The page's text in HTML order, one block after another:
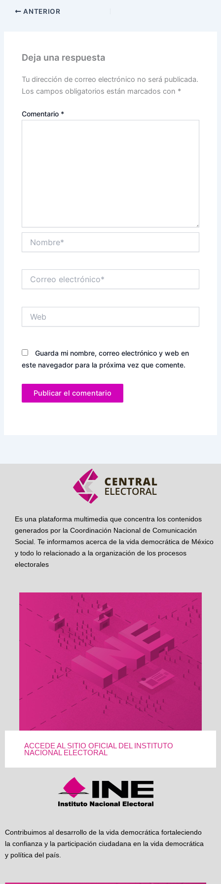
ANTERIOR
Deja una respuesta
Tu dirección de correo electrónico no será publicada.
Los campos obligatorios están marcados con *
Comentario *
electrónico*
Guarda mi nombre, correo electrónico y web en
este navegador para la próxima vez que comente.
Es una plataforma multimedia que concentra los contenidos
generados por la Coordinación Nacional de Comunicación
Social. Te informamos acerca de la vida democrática de México
y todo lo relacionado a la organización de los procesos
electorales
ACCEDE AL SITIO OFICIAL DEL INSTITUTO
NACIONAL ELECTORAL
Contribuimos al desarrollo de la vida democrática fortaleciendo
la confianza y la participación ciudadana en la vida democrática
y política del país.